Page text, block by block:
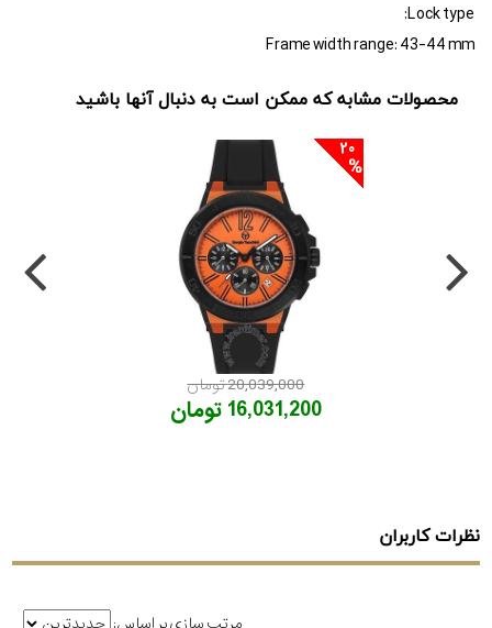
Lock type:
Frame width range: 43-44 mm
محصولات مشابه که ممکن است به دنبال آنها باشید
20
20,039,000 تومان
16,031,200 تومان
نظرات کاربران